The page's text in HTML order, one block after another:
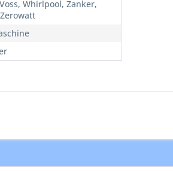
Whirlpool, Zanker,